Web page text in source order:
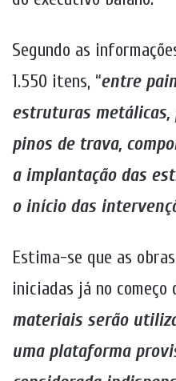
Segundo as
1.550 itens, “entre
estruturas metálicas,
pinos de trava,
a implantação das
o início das
Estima-se que as
iniciadas já no começo
materiais serão
uma plataforma